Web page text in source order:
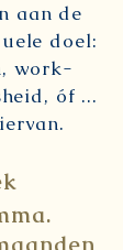
aan de
doel:
work-
óf ...